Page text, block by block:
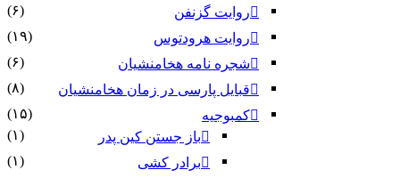
روایت گزنفن
(۶)
روایت هرودتوس
(۱۹)
شجره نامه هخامنشیان
(۶)
قبایل پارسی در زمان هخامنشیان
(۸)
کمبوجیه
(۱۵)
باز جستن کین پدر
(۱)
برادر کشی
(۱)